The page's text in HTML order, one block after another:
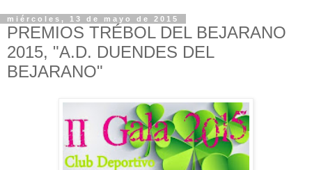
miércoles, 13 de mayo de 2015
PREMIOS TRÉBOL DEL BEJARANO
2015, "A.D. DUENDES DEL
BEJARANO"